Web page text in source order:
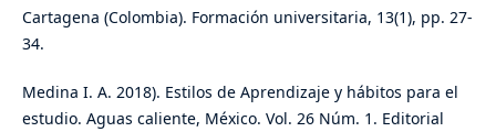
Cartagena (Colombia). Formación universitaria, 13(1), pp. 27-
34.
Medina I. A. 2018). Estilos de Aprendizaje y hábitos para el
estudio. Aguas caliente, México. Vol. 26 Núm. 1. Editorial